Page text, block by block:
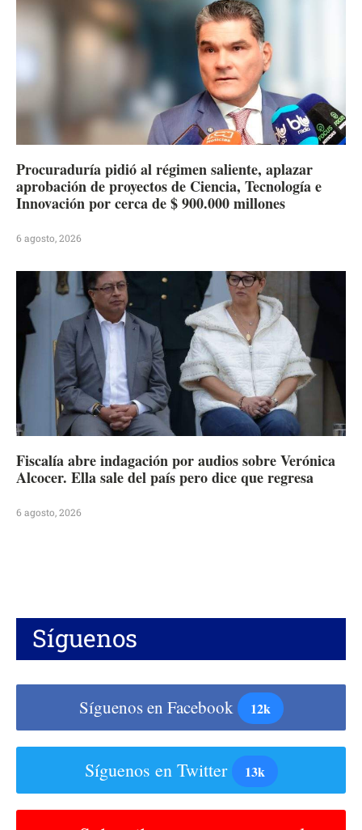
Procuraduría pidió al régimen saliente, aplazar
aprobación de proyectos de Ciencia, Tecnología e
Innovación por cerca de $ 900.000 millones
6 agosto, 2026
Fiscalía abre indagación por audios sobre Verónica
Alcocer. Ella sale del país pero dice que regresa
6 agosto, 2026
Síguenos
Síguenos en Facebook 12k
Síguenos en Twitter 13k